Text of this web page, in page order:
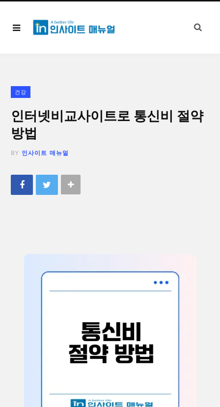
건강
인터넷비교사이트로 통신비 절약
방법
BY 인사이트 매뉴얼